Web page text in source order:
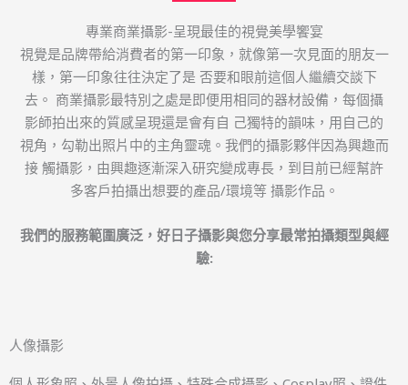
專業商業攝影-呈現最佳的視覺美學饗宴
視覺是品牌帶給消費者的第一印象，就像第一次見面的朋友一
樣，第一印象往往決定了是 否要和眼前這個人繼續交談下
去。 商業攝影最特別之處是即便用相同的器材設備，每個攝
影師拍出來的質感呈現還是會有自 己獨特的韻味，用自己的
視角，勾勒出照片中的主角靈魂。我們的攝影夥伴因為興趣而
接 觸攝影，由興趣逐漸深入研究變成專長，到目前已經幫許
多客戶拍攝出想要的產品/環境等 攝影作品。
我們的服務範圍廣泛，好日子攝影與您分享最常拍攝類型與經
驗:
人像攝影